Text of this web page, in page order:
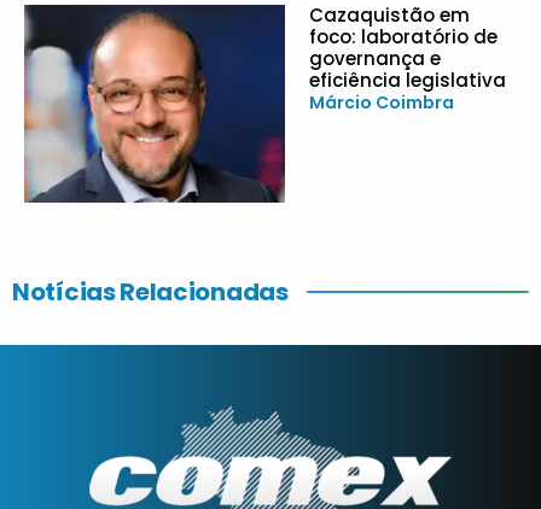
Cazaquistão em
foco: laboratório de
governança e
eficiência legislativa
Márcio Coimbra
Notícias Relacionadas